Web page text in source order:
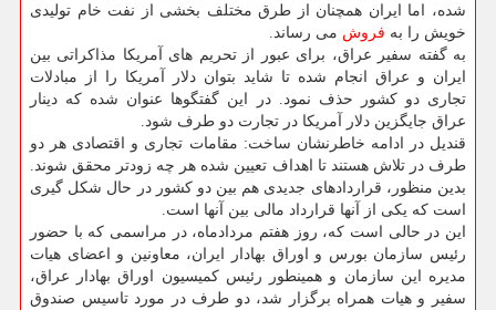
شده، اما ایران همچنان از طرق مختلف بخشی از نفت خام تولیدی
خویش را به فروش می رساند.
به گفته سفیر عراق، برای عبور از تحریم های آمریكا مذاكراتی بین
ایران و عراق انجام شده تا شاید بتوان دلار آمریكا را از مبادلات
تجاری دو كشور حذف نمود. در این گفتگوها عنوان شده كه دینار
عراق جایگزین دلار آمریكا در تجارت دو طرف شود.
قندیل در ادامه خاطرنشان ساخت: مقامات تجاری و اقتصادی هر دو
طرف در تلاش هستند تا اهداف تعیین شده هر چه زودتر محقق شوند.
بدین منظور، قراردادهای جدیدی هم بین دو كشور در حال شكل گیری
است كه یكی از آنها قرارداد مالی بین آنها است.
این در حالی است كه، روز هفتم مردادماه، در مراسمی كه با حضور
رئیس سازمان بورس و اوراق بهادار ایران، معاونین و اعضای هیات
مدیره این سازمان و همینطور رئیس كمیسیون اوراق بهادار عراق،
سفیر و هیات همراه برگزار شد، دو طرف در مورد تاسیس صندوق